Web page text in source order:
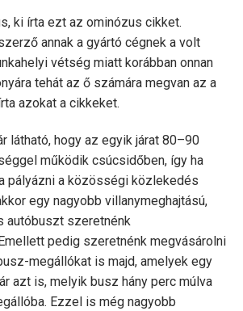
ki írta ezt az ominózus cikket.
annak a gyártó cégnek a volt
vétség miatt korábban onnan
tehát az ő számára megvan az a
azokat a cikkeket.
látható, hogy az egyik járat 80–90
működik csúcsidőben, így ha
pályázni a közösségi közlekedés
egy nagyobb villanymeghajtású,
autóbuszt szeretnénk
pedig szeretnénk megvásárolni
megállókat is majd, amelyek egy
azt is, melyik busz hány perc múlva
Ezzel is még nagyobb